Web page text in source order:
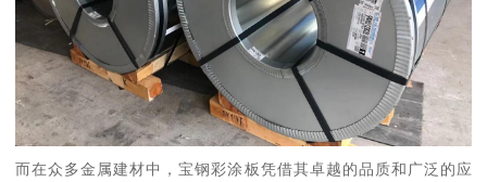
而在众多金属建材中，宝钢彩涂板凭借其卓越的品质和广泛的应